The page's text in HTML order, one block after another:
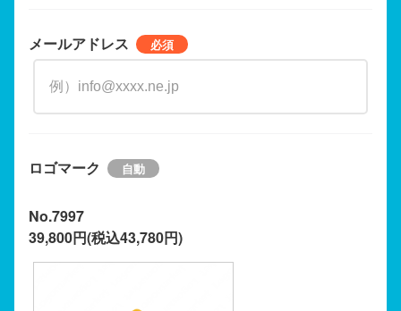
メールアドレス
ロゴマーク
No.7997
39,800円(税込43,780円)